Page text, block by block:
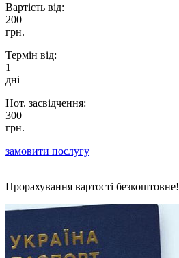
Вартість від:
200
грн.
Термін від:
1
дні
Нот. засвідчення:
300
грн.
замовити послугу
Прорахування вартості безкоштовне!